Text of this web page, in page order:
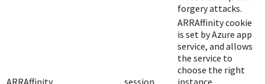
forgery attacks.
ARRAffinity cookie
is set by Azure app
service, and allows
the service to
choose the right